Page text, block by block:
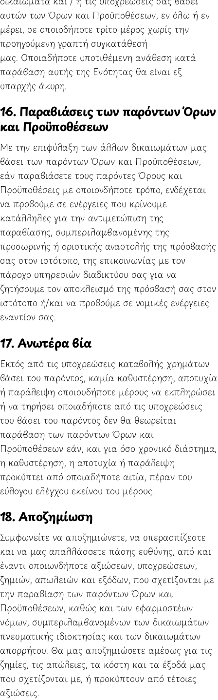
αυτών των Όρων και Προϋποθέσεων, εν όλω ή εν
μέρει, σε οποιοδήποτε τρίτο μέρος χωρίς την
προηγούμενη γραπτή συγκατάθεσή
μας. Οποιαδήποτε υποτιθέμενη ανάθεση κατά
παράβαση αυτής της Ενότητας θα είναι εξ
υπαρχής άκυρη.
16. Παραβιάσεις των παρόντων Όρων
και Προϋποθέσεων
Με την επιφύλαξη των άλλων δικαιωμάτων μας
βάσει των παρόντων Όρων και Προϋποθέσεων,
εάν παραβιάσετε τους παρόντες Όρους και
Προϋποθέσεις με οποιονδήποτε τρόπο, ενδέχεται
να προβούμε σε ενέργειες που κρίνουμε
κατάλληλες για την αντιμετώπιση της
παραβίασης, συμπεριλαμβανομένης της
προσωρινής ή οριστικής αναστολής της πρόσβασής
σας στον ιστότοπο, της επικοινωνίας με τον
πάροχο υπηρεσιών διαδικτύου σας για να
ζητήσουμε τον αποκλεισμό της πρόσβασή σας στον
ιστότοπο ή/και να προβούμε σε νομικές ενέργειες
εναντίον σας.
17. Ανωτέρα βία
Εκτός από τις υποχρεώσεις καταβολής χρημάτων
βάσει του παρόντος, καμία καθυστέρηση, αποτυχία
ή παράλειψη οποιουδήποτε μέρους να εκπληρώσει
ή να τηρήσει οποιαδήποτε από τις υποχρεώσεις
του βάσει του παρόντος δεν θα θεωρείται
παράβαση των παρόντων Όρων και
Προϋποθέσεων εάν, και για όσο χρονικό διάστημα,
η καθυστέρηση, η αποτυχία ή παράλειψη
προκύπτει από οποιαδήποτε αιτία, πέραν του
εύλογου ελέγχου εκείνου του μέρους.
18. Αποζημίωση
Συμφωνείτε να αποζημιώνετε, να υπερασπίζεστε
και να μας απαλλάσσετε πάσης ευθύνης, από και
έναντι οποιωνδήποτε αξιώσεων, υποχρεώσεων,
ζημιών, απωλειών και εξόδων, που σχετίζονται με
την παραβίαση των παρόντων Όρων και
Προϋποθέσεων, καθώς και των εφαρμοστέων
νόμων, συμπεριλαμβανομένων των δικαιωμάτων
πνευματικής ιδιοκτησίας και των δικαιωμάτων
απορρήτου. Θα μας αποζημιώσετε αμέσως για τις
ζημίες, τις απώλειες, τα κόστη και τα έξοδά μας
που σχετίζονται με, ή προκύπτουν από τέτοιες
αξιώσεις.